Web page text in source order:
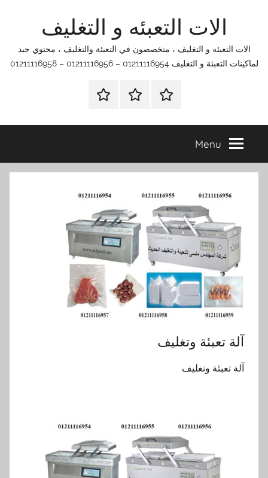
الات التعبئه و التغليف
الات التعبئه و التغليف ، متخصصون في التعبئة والتغليف ، محتوي جبد
لماكينات التعبئة و التغليف 01211116954 – 01211116956 – 01211116958
الرئيسيةاتصل
اتـصـل
في
التي
Menu
آلة تعبئة وتغليف
آلة تعبئة وتغليف